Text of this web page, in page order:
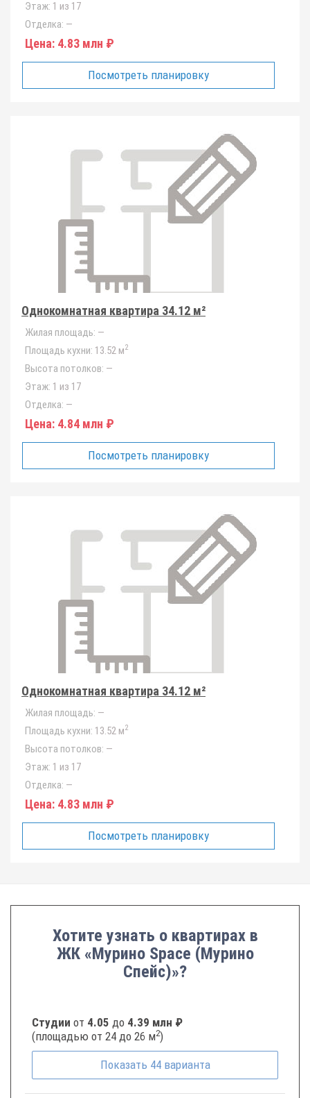
Этаж: 1 из 17
Отделка: —
Цена: 4.83 млн ₽
Посмотреть планировку
Однокомнатная квартира 34.12 м²
Жилая площадь: —
Площадь кухни: 13.52 м2
Высота потолков: —
Этаж: 1 из 17
Отделка: —
Цена: 4.84 млн ₽
Посмотреть планировку
Однокомнатная квартира 34.12 м²
Жилая площадь: —
Площадь кухни: 13.52 м2
Высота потолков: —
Этаж: 1 из 17
Отделка: —
Цена: 4.83 млн ₽
Посмотреть планировку
Хотите узнать о квартирах в
ЖК «Мурино Space (Мурино
Спейс)»?
Студии от 4.05 до 4.39 млн ₽
(площадью от 24 до 26 м2)
Показать 44 варианта